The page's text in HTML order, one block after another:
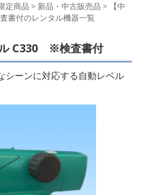
定商品 > 新品・中古販売品 >
【中
書付のレンタル機器一覧
ル C330 ※検査書付
シーンに対応する自動レベル